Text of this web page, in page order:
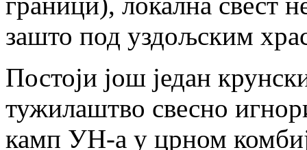
зашто под уздољским
Постоји још један
тужилаштво свесно
камп УН-а у црном